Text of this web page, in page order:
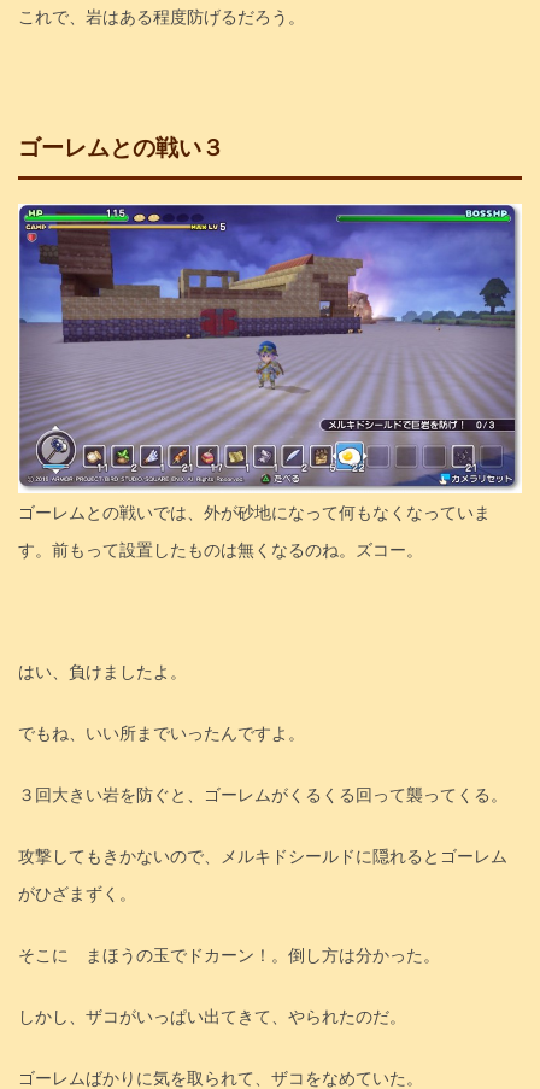
これで、岩はある程度防げるだろう。
ゴーレムとの戦い３
ゴーレムとの戦いでは、外が砂地になって何もなくなっていま
す。前もって設置したものは無くなるのね。ズコー。
はい、負けましたよ。
でもね、いい所までいったんですよ。
３回大きい岩を防ぐと、ゴーレムがくるくる回って襲ってくる。
攻撃してもきかないので、メルキドシールドに隠れるとゴーレム
がひざまずく。
そこに まほうの玉でドカーン！。倒し方は分かった。
しかし、ザコがいっぱい出てきて、やられたのだ。
ゴーレムばかりに気を取られて、ザコをなめていた。